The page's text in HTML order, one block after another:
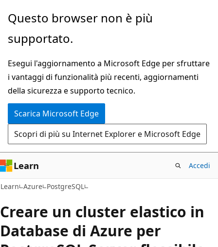
Ignora
passa
contenuto
principale
Questo browser non è più
supportato.
Esegui l'aggiornamento a Microsoft Edge per sfruttare
i vantaggi di funzionalità più recenti, aggiornamenti
della sicurezza e supporto tecnico.
Scarica Microsoft Edge
Scopri di più su Internet Explorer e Microsoft Edge
Learn Accedi
Learn Azure PostgreSQL
Creare un cluster elastico in
Database di Azure per